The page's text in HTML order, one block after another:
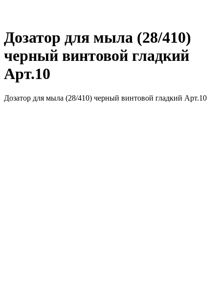
Дозатор для мыла (28/410)
черный винтовой гладкий
Арт.10
Дозатор для мыла (28/410) черный винтовой гладкий Арт.10